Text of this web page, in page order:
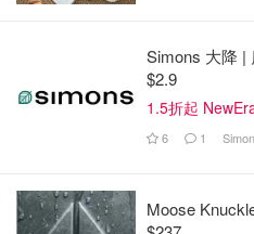
Simons 大降 |
$2.9
1.5折起
6 1
Moose